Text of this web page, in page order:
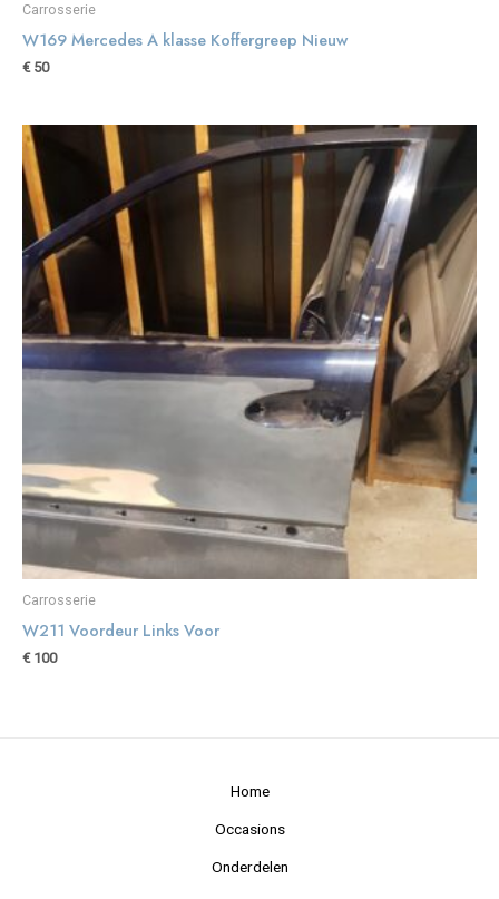
Carrosserie
W169 Mercedes A klasse Koffergreep Nieuw
€50
Carrosserie
W211 Voordeur Links Voor
€100
Home
Occasions
Onderdelen